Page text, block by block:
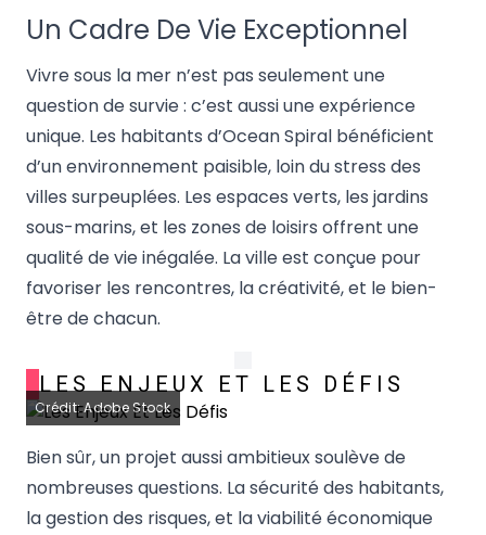
Un Cadre De Vie Exceptionnel
Vivre sous la mer n’est pas seulement une
question de survie : c’est aussi une expérience
unique. Les habitants d’Ocean Spiral bénéficient
d’un environnement paisible, loin du stress des
villes surpeuplées. Les espaces verts, les jardins
sous-marins, et les zones de loisirs offrent une
qualité de vie inégalée. La ville est conçue pour
favoriser les rencontres, la créativité, et le bien-
être de chacun.
LES ENJEUX ET LES DÉFIS
Crédit: Adobe Stock
Bien sûr, un projet aussi ambitieux soulève de
nombreuses questions. La sécurité des habitants,
la gestion des risques, et la viabilité économique